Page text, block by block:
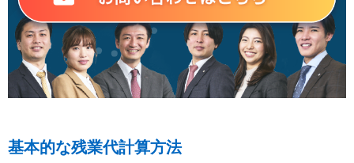
基本的な残業代計算方法